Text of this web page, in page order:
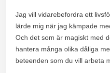
Jag vill vidarebefordra ett
lärde mig när jag kämpade
Och det som är magiskt med
hantera många olika dåliga
beteenden som du vill arbeta